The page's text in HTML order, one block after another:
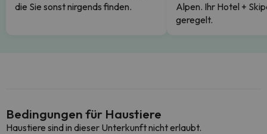
die Sie sonst nirgends finden.
Alpen. Ihr Hotel +
geregelt.
Bedingungen für Haustiere
Haustiere sind in dieser Unterkunft nicht erlaubt.